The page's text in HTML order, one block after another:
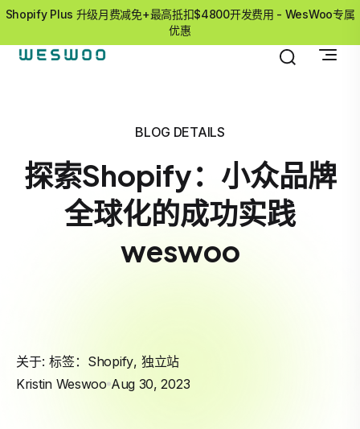
Shopify Plus 升级月费减免+最高抵扣$4800开发费用 - WesWoo专属
优惠
BLOG DETAILS
探索Shopify：小众品牌
全球化的成功实践
weswoo
关于: 标签： Shopify, 独立站
Kristin Weswoo Aug 30, 2023